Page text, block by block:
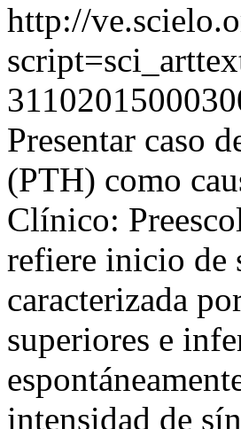
http://
Presentar caso
(PTH) como
Clínico:
refiere inicio de
caracterizada
superiores e
intensidad de